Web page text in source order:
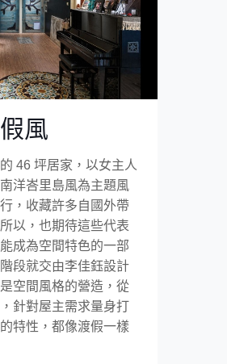
風
46 坪居家，以女主人
洋峇里島風為主題風
，收藏許多自國外帶
以，也期待這些代表
成為空間特色的一部
段就交由李佳鈺設計
空間風格的營造，從
針對屋主需求量身打
特性，都像渡假一樣